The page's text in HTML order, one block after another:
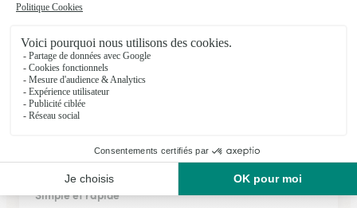
★ ★ ★ ★ ★
Proposition de bouquets et choix facile…
Proposition de bouquets et choix facile pour un anniversaire.
17/02/2026
★ ★
★
Simple et rapide